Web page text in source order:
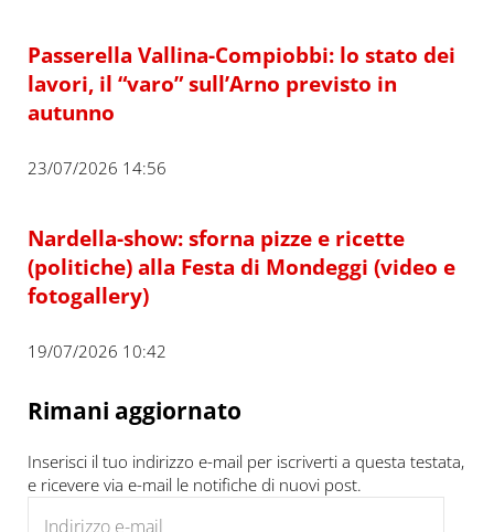
Passerella Vallina-Compiobbi: lo stato dei
lavori, il “varo” sull’Arno previsto in
autunno
23/07/2026 14:56
Nardella-show: sforna pizze e ricette
(politiche) alla Festa di Mondeggi (video e
fotogallery)
19/07/2026 10:42
Rimani aggiornato
Inserisci il tuo indirizzo e-mail per iscriverti a questa testata,
e ricevere via e-mail le notifiche di nuovi post.